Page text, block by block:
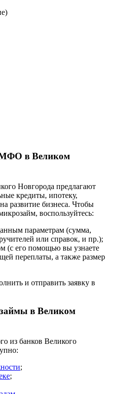
МФО в Великом
Новгорода предлагают
кредиты, ипотеку,
развитие бизнеса. Чтобы
воспользуйтесь:
параметрам (сумма,
или справок, и пр.);
(с его помощью вы узнаете
переплаты, а также размер
и отправить заявку в
в Великом
из банков Великого
;
;